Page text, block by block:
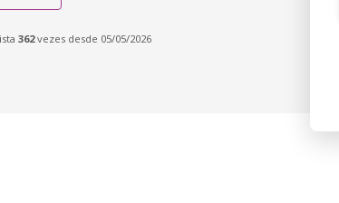
362vezes desde 05/05/2026